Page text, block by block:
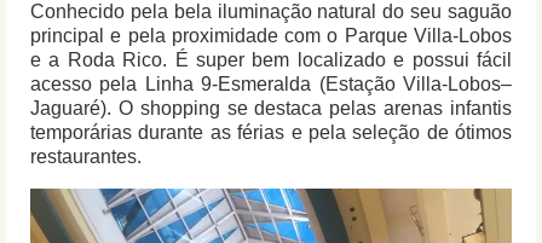
Conhecido pela bela iluminação natural do seu saguão
principal e pela proximidade com o Parque Villa-Lobos
e a Roda Rico. É super bem localizado e possui fácil
acesso pela Linha 9-Esmeralda (Estação Villa-Lobos–
Jaguaré). O shopping se destaca pelas arenas infantis
temporárias durante as férias e pela seleção de ótimos
restaurantes.